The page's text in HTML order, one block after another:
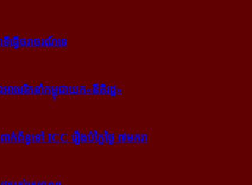
ធ្វើ​ចរាចរណ៍​ទេ
មេរិក​នាំ​កម្ពុជា​យក​«នីតិរដ្ឋ»
ព័ន្ធ​ទៅ ICC រឿង​បំភ្លៃ​ថ្ងៃ ៧​មករា